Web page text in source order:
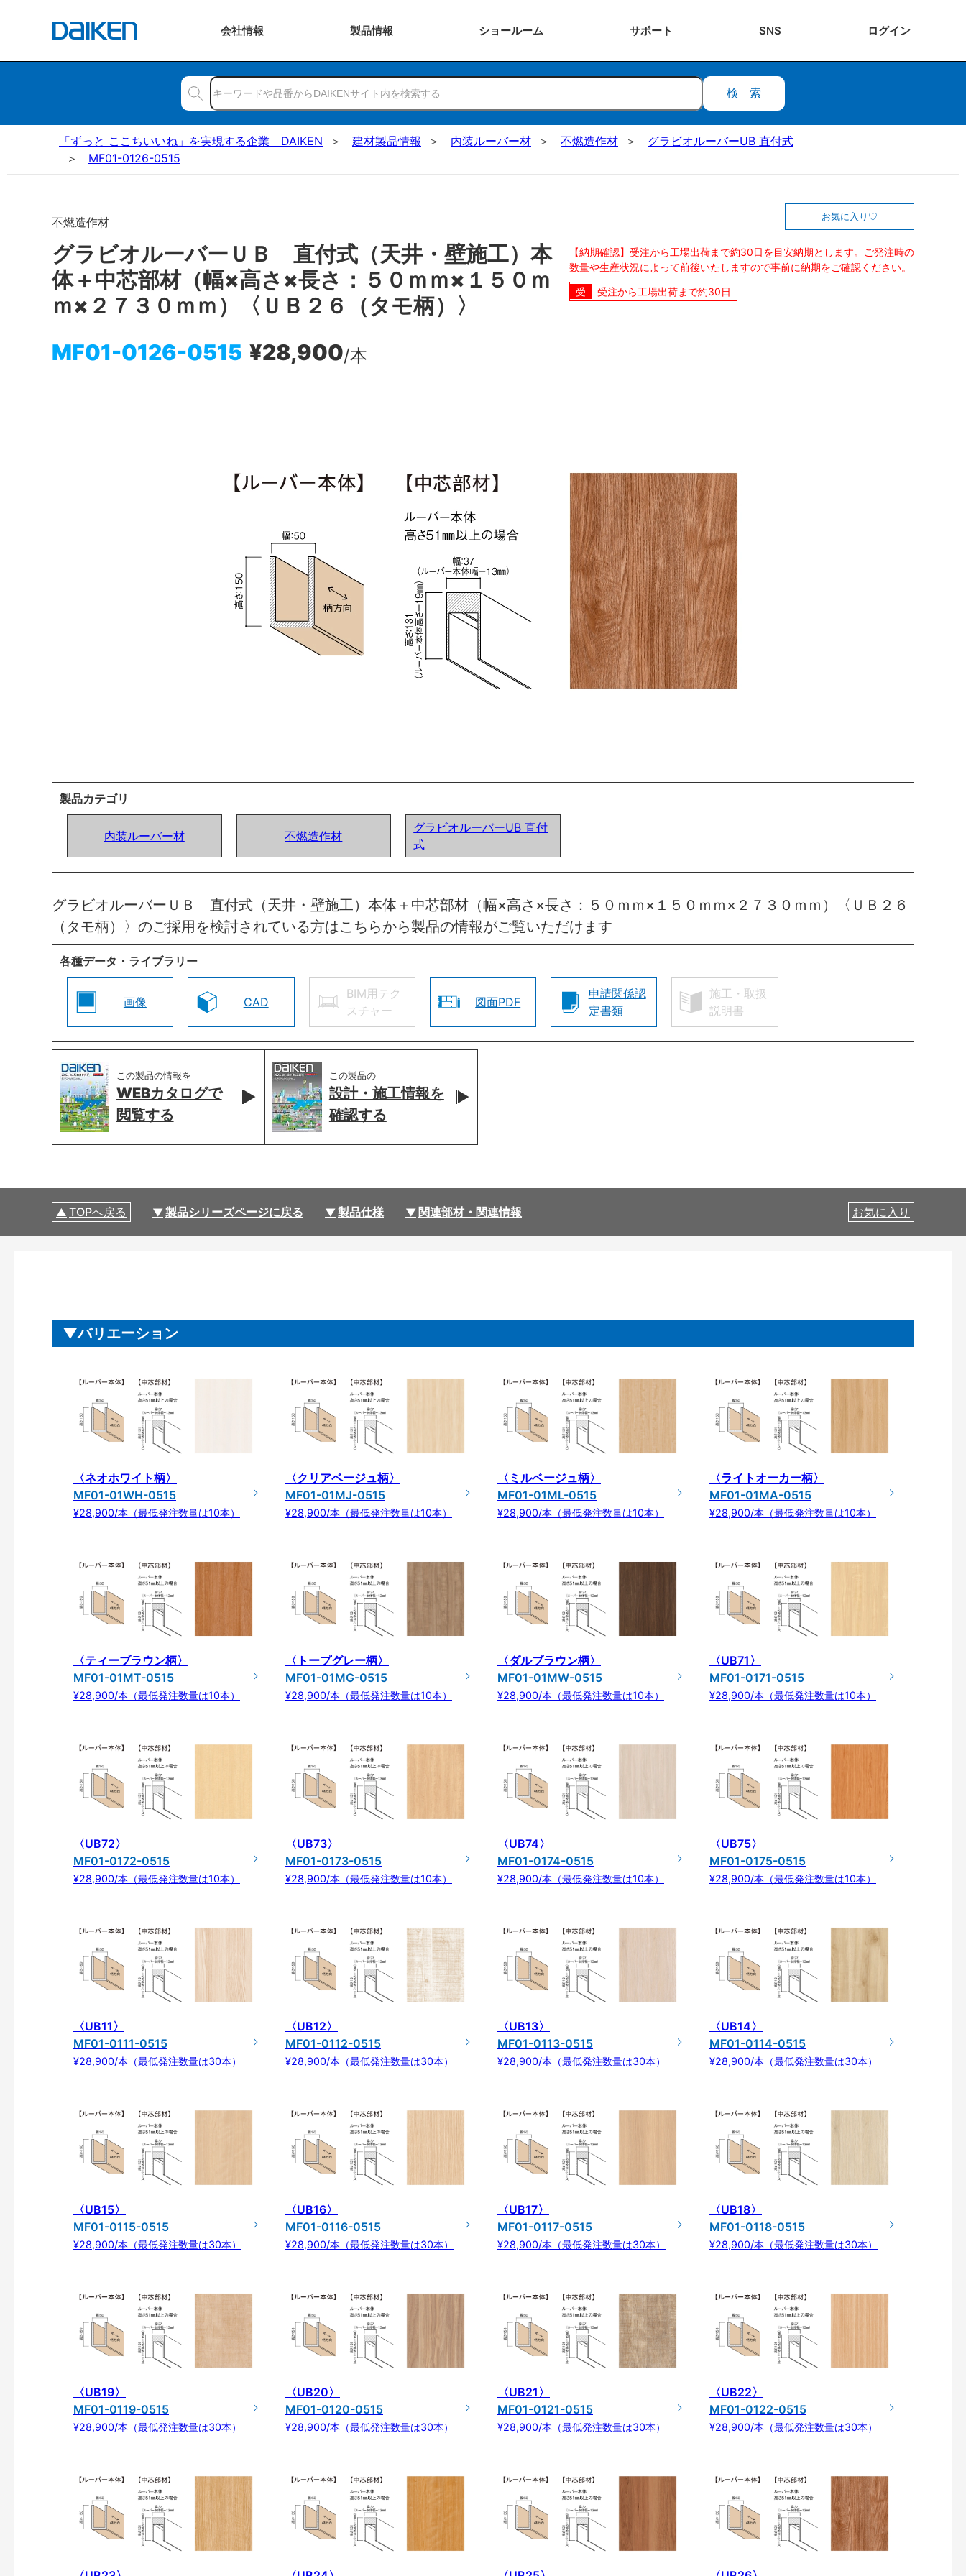
会社情報 製品情報 ショールーム サポート SNS ログイン
検索
「ずっと ここちいいね」を実現する企業 DAIKEN 建材製品情報 内装ルーバー材 不燃造作材
グラビオルーバーUB 直付式
MF01-0126-0515
不燃造作材
グラビオルーバーＵＢ 直付式（天井・壁施工）本
体＋中芯部材（幅×高さ×長さ：５０ｍｍ×１５０ｍ
ｍ×２７３０ｍｍ）〈ＵＢ２６（タモ柄）〉
MF01-0126-0515 ¥28,900/本
お気に入り
【納期確認】受注から工場出荷まで約30日を目安納期とします。ご発注時の
数量や生産状況によって前後いたしますので事前に納期をご確認ください。
受注から工場出荷まで約30日
製品カテゴリ
内装ルーバー材 不燃造作材
グラビオルーバーUB 直付
式
グラビオルーバーＵＢ 直付式（天井・壁施工）本体＋中芯部材（幅×高さ×長さ：５０ｍｍ×１５０ｍｍ×２７３０ｍｍ）〈ＵＢ２６
（タモ柄）〉のご採用を検討されている方はこちらから製品の情報がご覧いただけます
各種データ・ライブラリー
画像 CAD
BIM用テク
スチャー
図面PDF
申請関係認
定書類
施工・取扱
説明書
この製品の情報を
WEBカタログで
閲覧する
この製品の
設計・施工情報を
確認する
TOPへ戻る 製品シリーズページに戻る 製品仕様 関連部材・関連情報 お気に入り
バリエーション
〈ネオホワイト柄〉
MF01-01WH-0515
¥28,900/本（最低発注数量は10本）
〈クリアベージュ柄〉
MF01-01MJ-0515
¥28,900/本（最低発注数量は10本）
〈ミルベージュ柄〉
MF01-01ML-0515
¥28,900/本（最低発注数量は10本）
〈ライトオーカー柄〉
MF01-01MA-0515
¥28,900/本（最低発注数量は10本）
〈ティーブラウン柄〉
MF01-01MT-0515
¥28,900/本（最低発注数量は10本）
〈トープグレー柄〉
MF01-01MG-0515
¥28,900/本（最低発注数量は10本）
〈ダルブラウン柄〉
MF01-01MW-0515
¥28,900/本（最低発注数量は10本）
〈UB71〉
MF01-0171-0515
¥28,900/本（最低発注数量は10本）
〈UB72〉
MF01-0172-0515
¥28,900/本（最低発注数量は10本）
〈UB73〉
MF01-0173-0515
¥28,900/本（最低発注数量は10本）
〈UB74〉
MF01-0174-0515
¥28,900/本（最低発注数量は10本）
〈UB75〉
MF01-0175-0515
¥28,900/本（最低発注数量は10本）
〈UB11〉
MF01-0111-0515
¥28,900/本（最低発注数量は30本）
〈UB12〉
MF01-0112-0515
¥28,900/本（最低発注数量は30本）
〈UB13〉
MF01-0113-0515
¥28,900/本（最低発注数量は30本）
〈UB14〉
MF01-0114-0515
¥28,900/本（最低発注数量は30本）
〈UB15〉
MF01-0115-0515
¥28,900/本（最低発注数量は30本）
〈UB16〉
MF01-0116-0515
¥28,900/本（最低発注数量は30本）
〈UB17〉
MF01-0117-0515
¥28,900/本（最低発注数量は30本）
〈UB18〉
MF01-0118-0515
¥28,900/本（最低発注数量は30本）
〈UB19〉
MF01-0119-0515
¥28,900/本（最低発注数量は30本）
〈UB20〉
MF01-0120-0515
¥28,900/本（最低発注数量は30本）
〈UB21〉
MF01-0121-0515
¥28,900/本（最低発注数量は30本）
〈UB22〉
MF01-0122-0515
¥28,900/本（最低発注数量は30本）